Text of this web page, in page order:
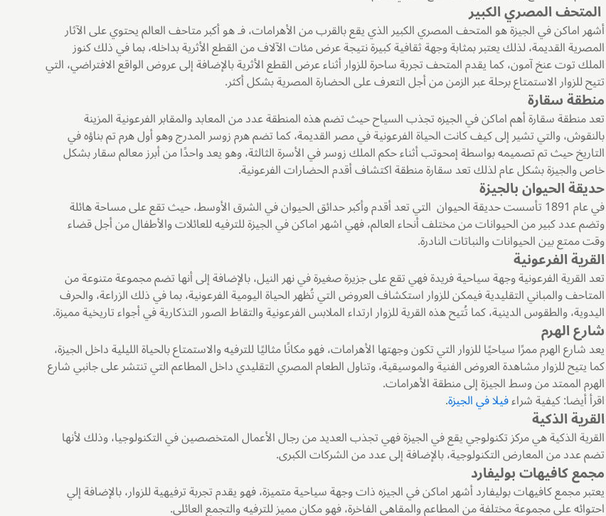
المتحف المصري الكبير
أشهر اماكن في الجيزة هو المتحف المصري الكبير الذي يقع بالقرب من الأهرامات، فـ هو أكبر متاحف العالم يحتوي على الآثار
المصرية القديمة، لذلك يعتبر بمثابة وجهة ثقافية كبيرة نتيجة عرض مئات الآلاف من القطع الأثرية بداخله، بما في ذلك كنوز
الملك توت عنخ آمون، كما يقدم المتحف تجربة ساحرة للزوار أثناء عرض القطع الأثرية بالإضافة إلى عروض الواقع الافتراضي، التي
تتيح للزوار الاستمتاع برحلة عبر الزمن من أجل التعرف على الحضارة المصرية بشكل أكثر.
منطقة سقارة
تعد منطقة سقارة أهم اماكن في الجيزه تجذب السياح حيث تضم هذه المنطقة عدد من المعابد والمقابر الفرعونية المزينة
بالنقوش، والتي تشير إلى كيف كانت الحياة الفرعونية في مصر القديمة، كما تضم هرم زوسر المدرج وهو أول هرم تم بناؤه في
التاريخ حيث تم تصميمه بواسطة إمحوتب أثناء حكم الملك زوسر في الأسرة الثالثة، وهو يعد واحدًا من أبرز معالم سقار بشكل
خاص والجيزة بشكل عام لذلك تعد سقارة منطقة اكتشاف أقدم الحضارات الفرعونية.
حديقة الحيوان بالجيزة
في عام 1891 تأسست حديقة الحيوان التي تعد أقدم وأكبر حدائق الحيوان في الشرق الأوسط، حيث تقع على مساحة هائلة
وتضم عدد كبير من الحيوانات من مختلف أنحاء العالم، فهي اشهر اماكن في الجيزة للترفيه للعائلات والأطفال من أجل قضاء
وقت ممتع بين الحيوانات والنباتات النادرة.
القرية الفرعونية
تعد القرية الفرعونية وجهة سياحية فريدة فهي تقع على جزيرة صغيرة في نهر النيل، بالإضافة إلى أنها تضم مجموعة متنوعة من
المتاحف والمباني التقليدية فيمكن للزوار استكشاف العروض التي تُظهر الحياة اليومية الفرعونية، بما في ذلك الزراعة، والحرف
اليدوية، والطقوس الدينية، كما تُتيح هذه القرية للزوار ارتداء الملابس الفرعونية والتقاط الصور التذكارية في أجواء تاريخية مميزة.
شارع الهرم
يعد شارع الهرم ممرًا سياحيًا للزوار التي تكون وجهتها الأهرامات، فهو مكانًا مثاليًا للترفيه والاستمتاع بالحياة الليلية داخل الجيزة،
كما يتيح للزوار مشاهدة العروض الفنية والموسيقية، وتناول الطعام المصري التقليدي داخل المطاعم التي تنتشر على جانبي شارع
الهرم الممتد من وسط الجيزة إلى منطقة الأهرامات.
اقرأ أيضا: كيفية شراءفيلا في الجيزة.
القرية الذكية
القرية الذكية هي مركز تكنولوجي يقع في الجيزة فهي تجذب العديد من رجال الأعمال المتخصصين في التكنولوجيا، وذلك لأنها
تضم عدد من المعارض التكنولوجية، بالإضافة إلى عدد من الشركات الكبرى.
مجمع كافيهات بوليفارد
يعتبر مجمع كافيهات بوليفارد أشهر اماكن في الجيزه ذات وجهة سياحية متميزة، فهو يقدم تجربة ترفيهية للزوار، بالإضافة إلي
احتوائه على مجموعة مختلفة من المطاعم والمقاهي الفاخرة، فهو مكان مميز للترفيه والتجمع العائلي.